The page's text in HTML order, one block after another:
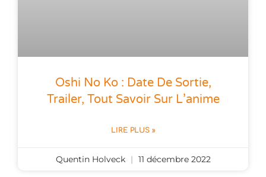
Oshi No Ko : Date De Sortie,
Trailer, Tout Savoir Sur L’anime
LIRE PLUS »
Quentin Holveck 11 décembre 2022